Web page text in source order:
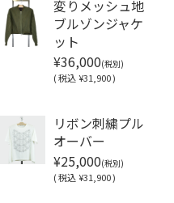
変りメッシュ地
ブルゾンジャケ
ット
¥36,000(税別)
(税込 ¥31,900 )
リボン刺繍プル
オーバー
¥25,000(税別)
(税込 ¥31,900 )